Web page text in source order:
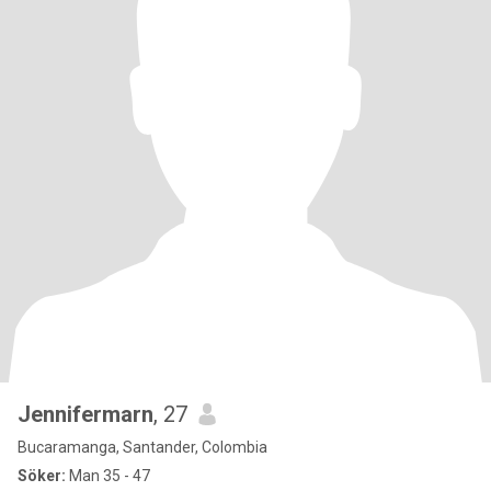
Jennifermarn, 27
Bucaramanga, Santander, Colombia
Söker: Man 35 - 47